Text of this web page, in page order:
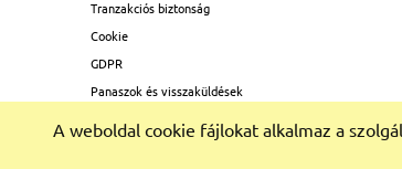
A weboldal cookie fájlokat alkalmaz a
Tranzakciós biztonság
Cookie
GDPR
Panaszok és visszaküldések